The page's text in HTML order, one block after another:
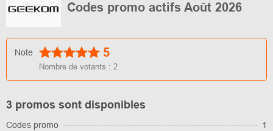
Codes promo actifs Août 2026
Note 5
Nombre de votants : 2
3 promos sont disponibles
Codes promo
1